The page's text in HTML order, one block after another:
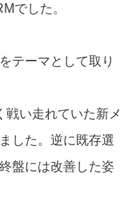
でした。
テーマとして取り
戦い走れていた新メ
した。 逆に既存選
盤には改善した姿